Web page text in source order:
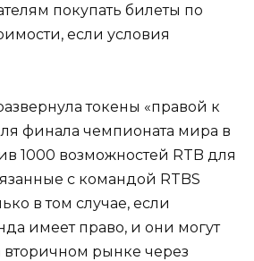
покупать билеты по
если условия
токены «правой к
финала чемпионата мира в
1000 возможностей RTB для
с командой RTBS
в том случае, если
имеет право, и они могут
рынке через